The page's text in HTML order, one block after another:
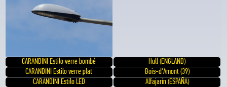
CARANDINI Estilo verre bombé
Hull (ENGLAND)
CARANDINI Estilo verre plat
Bois-d'Amont (39)
CARANDINI Estilo LED
Alfajarín (ESPAÑA)